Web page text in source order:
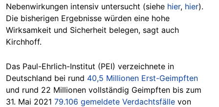
Nebenwirkungen intensiv untersucht (siehe hier, hier).
Die bisherigen Ergebnisse würden eine hohe
Wirksamkeit und Sicherheit belegen, sagt auch
Kirchhoff.
Das Paul-Ehrlich-Institut (PEI) verzeichnete in
Deutschland bei rund 40,5 Millionen Erst-Geimpften
und rund 22 Millionen vollständig Geimpften bis zum
31. Mai 2021 79.106 gemeldete Verdachtsfälle von